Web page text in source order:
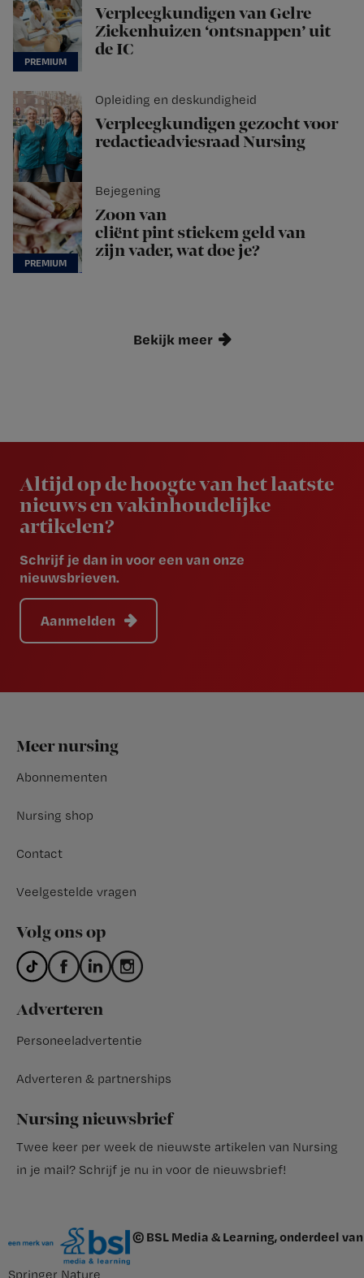
Verpleegkundigen van Gelre
Ziekenhuizen ‘ontsnappen’ uit
de IC
Opleiding en deskundigheid
Verpleegkundigen gezocht voor
redactieadviesraad Nursing
Bejegening
Zoon van
cliënt pint stiekem geld van
zijn vader, wat doe je?
Bekijk meer
Altijd op de hoogte van het laatste
nieuws en vakinhoudelijke
artikelen?
Schrijf je dan in voor een van onze
nieuwsbrieven.
Aanmelden
Footer
Meer nursing
Abonnementen
Nursing shop
Contact
Veelgestelde vragen
Volg ons op
Adverteren
Personeeladvertentie
Adverteren & partnerships
Nursing nieuwsbrief
Twee keer per week de nieuwste artikelen van Nursing
in je mail? Schrijf je nu in voor de nieuwsbrief!
© BSL Media & Learning, onderdeel van
Springer Nature